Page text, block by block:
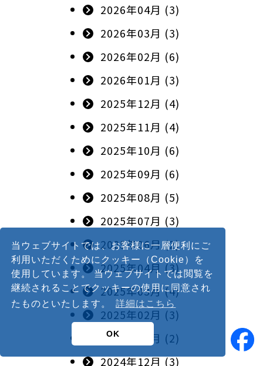
当ウェブサイトでは、お客様に一層便利にご
利用いただくためにクッキー（Cookie）を
使用しています。 当ウェブサイトでは閲覧を
継続されることでクッキーの使用に同意され
たものといたします。
詳細はこちら
OK
2026年04月 (3)
2026年03月 (3)
2026年02月 (6)
2026年01月 (3)
2025年12月 (4)
2025年11月 (4)
2025年10月 (6)
2025年09月 (6)
2025年08月 (5)
2025年07月 (3)
2025年06月 (2)
2025年04月 (3)
2025年03月 (4)
2025年02月 (3)
2025年01月 (2)
2024年12月 (3)